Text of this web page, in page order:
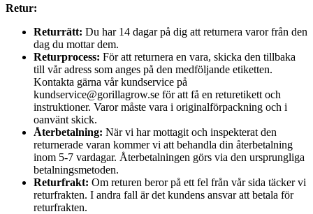
Retur:
Returrätt: Du har 14 dagar på dig att returnera varor från den
dag du mottar dem.
Returprocess: För att returnera en vara, skicka den tillbaka
till vår adress som anges på den medföljande etiketten.
Kontakta gärna vår kundservice på
kundservice@gorillagrow.se för att få en returetikett och
instruktioner. Varor måste vara i originalförpackning och i
oanvänt skick.
Återbetalning: När vi har mottagit och inspekterat den
returnerade varan kommer vi att behandla din återbetalning
inom 5-7 vardagar. Återbetalningen görs via den ursprungliga
betalningsmetoden.
Returfrakt: Om returen beror på ett fel från vår sida täcker vi
returfrakten. I andra fall är det kundens ansvar att betala för
returfrakten.